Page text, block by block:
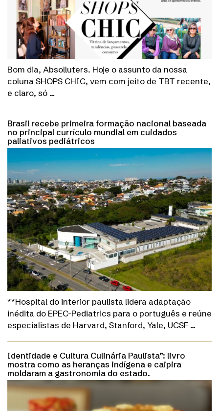
Bom dia, Absolluters. Hoje o assunto da nossa
coluna SHOPS CHIC, vem com jeito de TBT recente,
e claro, só …
Brasil recebe primeira formação nacional baseada
no principal currículo mundial em cuidados
paliativos pediátricos
**Hospital do interior paulista lidera adaptação
inédita do EPEC-Pediatrics para o português e reúne
especialistas de Harvard, Stanford, Yale, UCSF …
Identidade e Cultura Culinária Paulista”: livro
mostra como as heranças indígena e caipira
moldaram a gastronomia do estado.